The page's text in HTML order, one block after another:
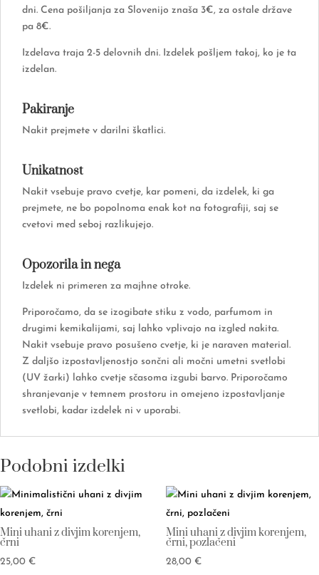
dni. Cena pošiljanja za Slovenijo znaša 3€, za ostale države
pa 8€.
Izdelava traja 2-5 delovnih dni. Izdelek pošljem takoj, ko je ta
izdelan.
Pakiranje
Nakit prejmete v darilni škatlici.
Unikatnost
Nakit vsebuje pravo cvetje, kar pomeni, da izdelek, ki ga
prejmete, ne bo popolnoma enak kot na fotografiji, saj se
cvetovi med seboj razlikujejo.
Opozorila in nega
Izdelek ni primeren za majhne otroke.
Priporočamo, da se izogibate stiku z vodo, parfumom in
drugimi kemikalijami, saj lahko vplivajo na izgled nakita.
Nakit vsebuje pravo posušeno cvetje, ki je naraven material.
Z daljšo izpostavljenostjo sončni ali močni umetni svetlobi
(UV žarki) lahko cvetje sčasoma izgubi barvo. Priporočamo
shranjevanje v temnem prostoru in omejeno izpostavljanje
svetlobi, kadar izdelek ni v uporabi.
Podobni izdelki
Mini uhani z divjim korenjem,
črni
25,00 €
Mini uhani z divjim korenjem,
črni, pozlačeni
28,00 €